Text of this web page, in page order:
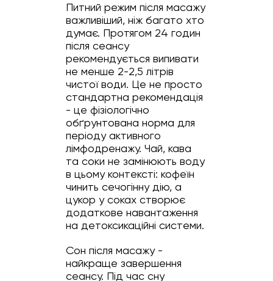
Питний режим після масажу
важливіший, ніж багато хто
думає. Протягом 24 годин
після сеансу
рекомендується випивати
не менше 2-2,5 літрів
чистої води. Це не просто
стандартна рекомендація
- це фізіологічно
обґрунтована норма для
періоду активного
лімфодренажу. Чай, кава
та соки не замінюють воду
в цьому контексті: кофеїн
чинить сечогінну дію, а
цукор у соках створює
додаткове навантаження
на детоксикаційні системи.
Сон після масажу -
найкраще завершення
сеансу. Під час сну